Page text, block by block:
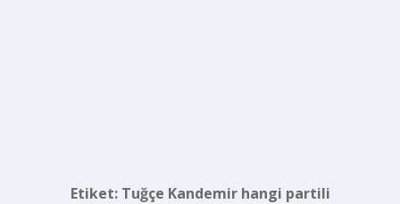
Etiket: Tuğçe Kandemir hangi partili